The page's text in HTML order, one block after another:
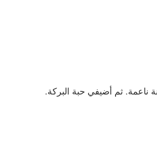
ثم أضيفي حبة البركة.